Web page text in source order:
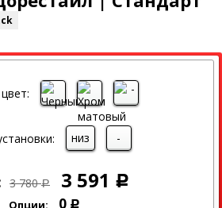
низ -
3 780 Р 3 591 Р
Опции: 0 Р